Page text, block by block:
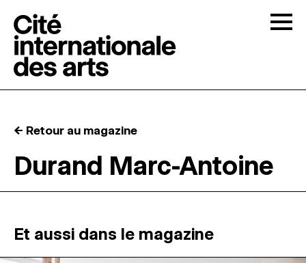
RÉSIDENCES ↓
ATELIERS OUVERTS
← Retour au magazine
Durand Marc-Antoine
Et aussi dans le magazine